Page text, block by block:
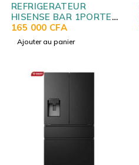
REFRIGERATEUR
HISENSE BAR 1PORTE
179LITRES AVEC
FONTAINE GRIS
RS23DR4SB
165 000 CFA
Ajouter au panier